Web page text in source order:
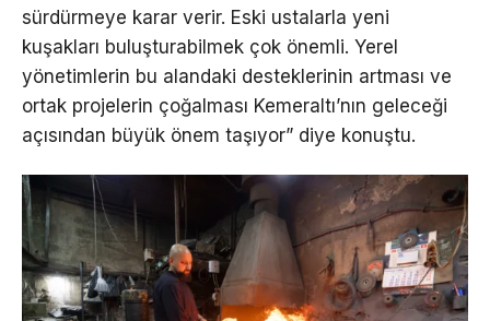
sürdürmeye karar verir. Eski ustalarla yeni
kuşakları buluşturabilmek çok önemli. Yerel
yönetimlerin bu alandaki desteklerinin artması ve
ortak projelerin çoğalması Kemeraltı’nın geleceği
açısından büyük önem taşıyor” diye konuştu.